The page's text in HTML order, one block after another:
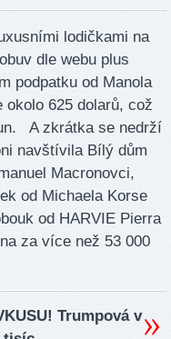
lodičkami na
dle webu plus
podpatku od Manola
okolo 625 dolarů, což
A zkrátka se nedrží
navštívila Bílý dům
Macronovci,
od Michaela Korse
od HARVIE Pierra
za více než 53 000
Trumpová v